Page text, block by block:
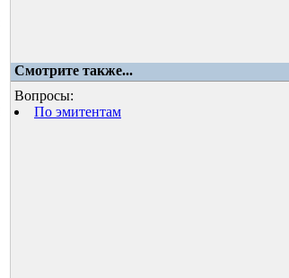
Смотрите также...
Вопросы:
По эмитентам